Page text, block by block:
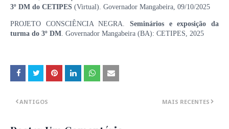
3º DM do CETIPES (Virtual). Governador Mangabeira, 09/10/2025
PROJETO CONSCIÊNCIA NEGRA. Seminários e exposição da
turma do 3º DM. Governador Mangabeira (BA): CETIPES, 2025
MAIS RECENTES
ANTIGOS